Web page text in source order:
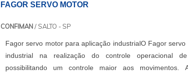
FAGOR SERVO MOTOR
CONFIMAN/ SALTO - SP
Fagor servo motor para aplicação industrialO Fagor
industrial na realização do controle operacional
possibilitando um controle maior aos